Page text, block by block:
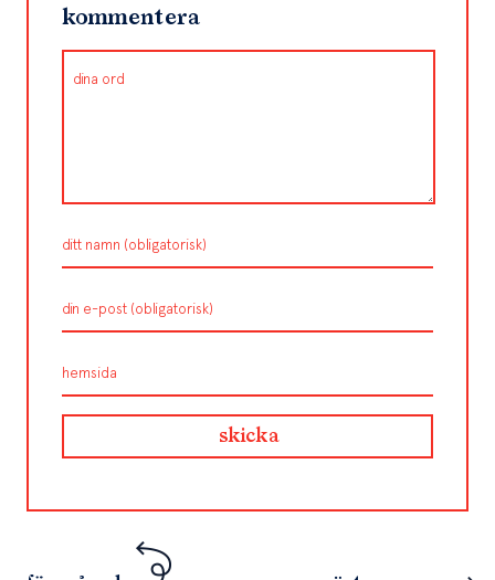
kommentera